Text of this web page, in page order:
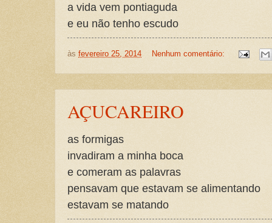
a vida vem pontiaguda
e eu não tenho escudo
às fevereiro 25, 2014 Nenhum comentário:
AÇUCAREIRO
as formigas
invadiram a minha boca
e comeram as palavras
pensavam que estavam se alimentando
estavam se matando